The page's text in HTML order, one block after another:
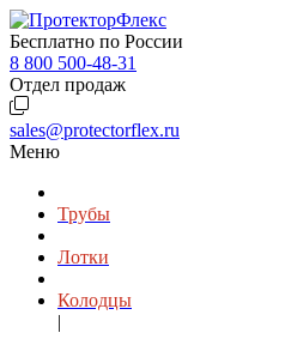
Бесплатно по России
8 800 500-48-31
Отдел продаж
sales@protectorflex.ru
Меню
Трубы
Лотки
Колодцы
|